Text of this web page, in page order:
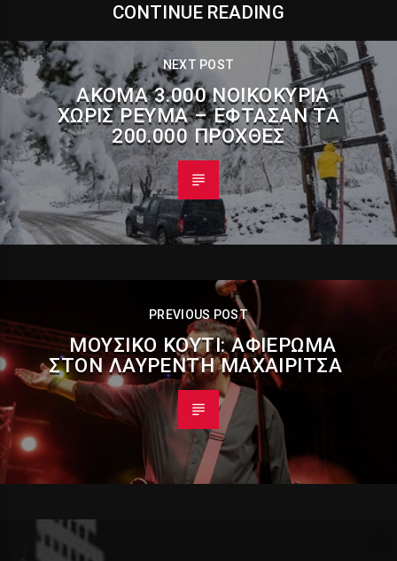
CONTINUE READING
NEXT POST
ΑΚΌΜΑ 3.000 ΝΟΙΚΟΚΥΡΙΆ
ΧΩΡΊΣ ΡΕΎΜΑ – ΈΦΤΑΣΑΝ ΤΑ
200.000 ΠΡΟΧΘΈΣ
PREVIOUS POST
ΜΟΥΣΙΚΌ ΚΟΥΤΊ: ΑΦΙΈΡΩΜΑ
ΣΤΟΝ ΛΑΥΡΈΝΤΗ ΜΑΧΑΙΡΊΤΣΑ